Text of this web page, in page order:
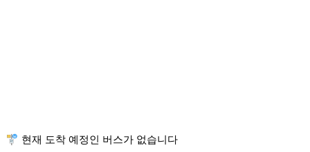
🚏 현재 도착 예정인 버스가 없습니다